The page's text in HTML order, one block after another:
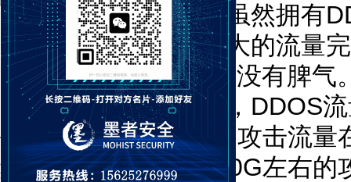
防服务器等安全产品虽然拥有
是针对小流量，遇见大的流量
大的CC并发攻击更是没有脾气
因为宽带网速的提升，DDOS
每个月的500G左右的攻击流量
频发生，那么遇见500G左右的